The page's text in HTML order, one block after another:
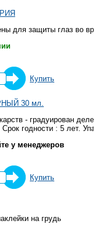
для защиты глаз во
Купить
30 мл.
- градуирован
годности : 5 лет.
у менеджеров
Купить
на грудь